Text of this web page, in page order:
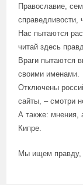
Православие,
справедливости,
Нас пытаются
читай здесь
Враги пытаются
своими именами.
Отключены
сайты, – смотри
А также: мнения,
Кипре.
Мы ищем правду,